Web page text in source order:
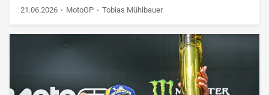
21.06.2026 MotoGP Tobias Mühlbauer